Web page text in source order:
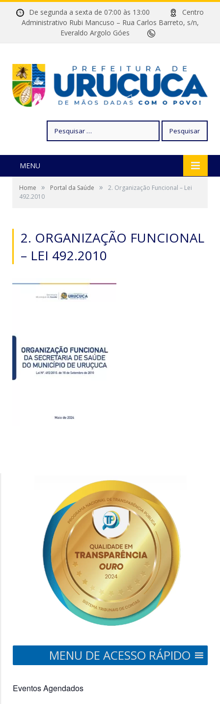
De segunda a sexta de 07:00 às 13:00
Centro
Administrativo Rubi Mancuso – Rua Carlos Barreto, s/n,
Everaldo Argolo Góes
por:
MENU
Home » Portal da Saúde »
2. Organização Funcional – Lei
492.2010
2. ORGANIZAÇÃO FUNCIONAL
– LEI 492.2010
MENU DE ACESSO RÁPIDO
Eventos Agendados